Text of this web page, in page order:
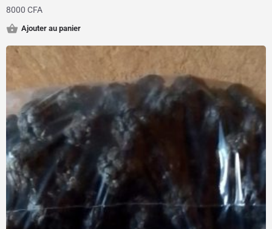
8000 CFA
Ajouter au panier